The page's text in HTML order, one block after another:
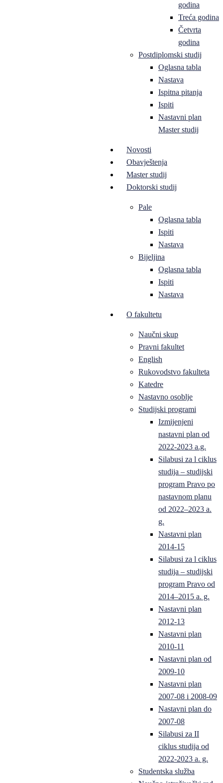
godina
Treća godina
Četvrta
godina
Postdiplomski studij
Oglasna tabla
Nastava
Ispitna pitanja
Ispiti
Nastavni plan
Master studij
Novosti
Obavještenja
Master studij
Doktorski studij
Pale
Oglasna tabla
Ispiti
Nastava
Bijeljina
Oglasna tabla
Ispiti
Nastava
O fakultetu
Naučni skup
Pravni fakultet
English
Rukovodstvo fakulteta
Katedre
Nastavno osoblje
Studijski programi
Izmijenjeni
nastavni plan od
2022-2023 a.g.
Silabusi za l ciklus
studija – studijski
program Pravo po
nastavnom planu
od 2022–2023 a.
g.
Nastavni plan
2014-15
Silabusi za l ciklus
studija – studijski
program Pravo od
2014–2015 a. g.
Nastavni plan
2012-13
Nastavni plan
2010-11
Nastavni plan od
2009-10
Nastavni plan
2007-08 i 2008-09
Nastavni plan do
2007-08
Silabusi za II
ciklus studija od
2022-2023 a. g.
Studentska služba